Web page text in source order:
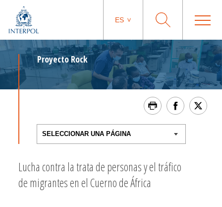
ES
Proyecto Rock
Lucha contra la trata de personas y el tráfico
de migrantes en el Cuerno de África